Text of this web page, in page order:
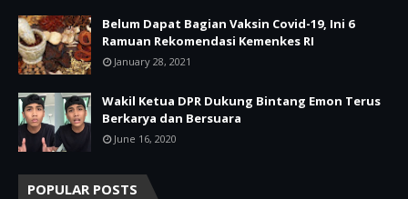
Belum Dapat Bagian Vaksin Covid-19, Ini 6
Ramuan Rekomendasi Kemenkes RI
January 28, 2021
Wakil Ketua DPR Dukung Bintang Emon Terus
Berkarya dan Bersuara
June 16, 2020
POPULAR POSTS